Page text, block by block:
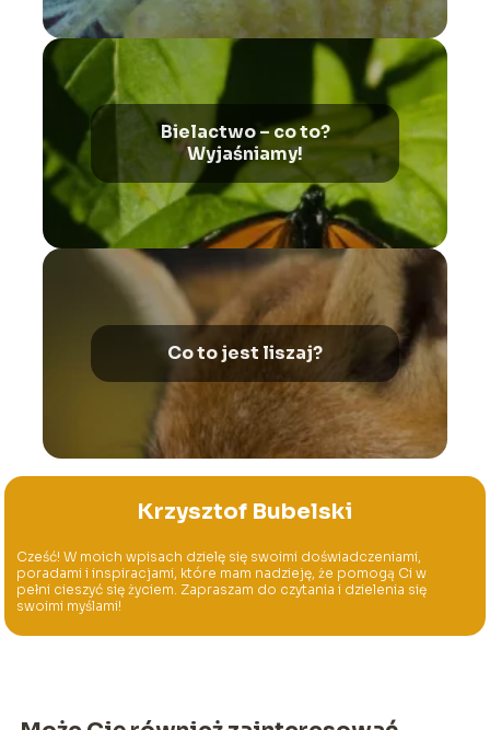
Bielactwo – co to?
Wyjaśniamy!
Co to jest liszaj?
Krzysztof Bubelski
Cześć! W moich wpisach dzielę się swoimi doświadczeniami,
poradami i inspiracjami, które mam nadzieję, że pomogą Ci w
pełni cieszyć się życiem. Zapraszam do czytania i dzielenia się
swoimi myślami!